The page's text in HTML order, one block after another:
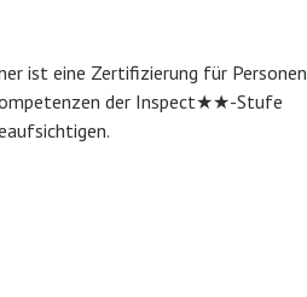
ist eine Zertifizierung für Personen,
der Inspect★★-Stufe